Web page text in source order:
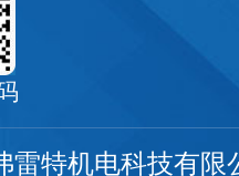
雷特机电科技有